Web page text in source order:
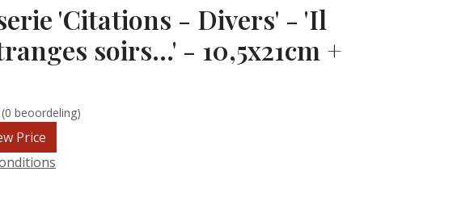
'Citations - Divers' - 'Il
soirs...' - 10,5x21cm +
(0 beoordeling)
Price